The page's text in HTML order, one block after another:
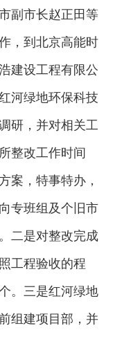
副市长赵正田等
，到北京高能时
建设工程有限公
河绿地环保科技
研，并对相关工
整改工作时间
案，特事特办，
专班组及个旧市
二是对整改完成
工程验收的程
。三是红河绿地
组建项目部，并